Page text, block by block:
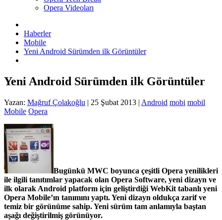
Opera Videoları
Haberler
Mobile
Yeni Android Sürümden ilk Görüntüler
Yeni Android Sürümden ilk Görüntüler
Yazan: Mağruf Çolakoğlu | 25 Şubat 2013 | Android mobi mobil
Mobile Opera
Bugünkü MWC boyunca çeşitli Opera yenilikleri
ile ilgili tanıtımlar yapacak olan Opera Software, yeni dizayn ve
ilk olarak Android platform için geliştirdiği WebKit tabanlı yeni
Opera Mobile’ın tanımını yaptı. Yeni dizayn oldukça zarif ve
temiz bir görünüme sahip. Yeni sürüm tam anlamıyla baştan
aşağı değiştirilmiş görünüyor.